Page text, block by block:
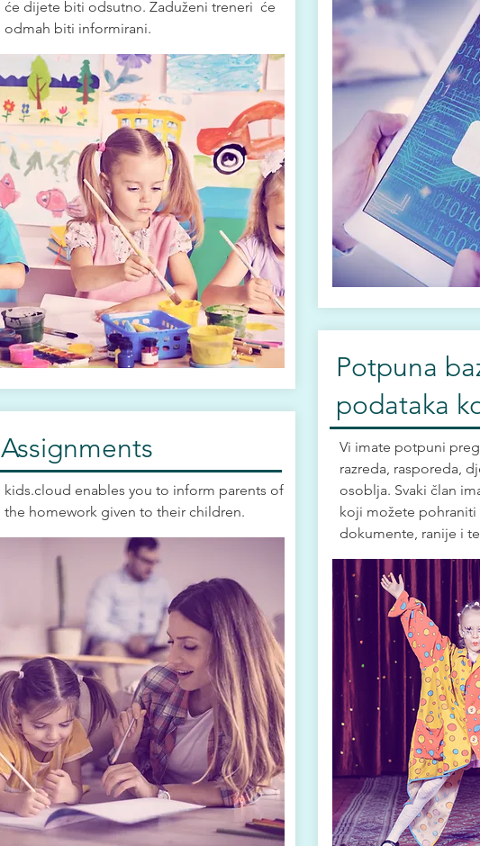
će dijete biti odsutno. Zaduženi treneri će
odmah biti informirani.
Assignments
kids.cloud enables you to inform parents of
the homework given to their children.
Potpuna
podataka
Vi imate potpuni
razreda, rasporeda,
osoblja. Svaki član
koji možete
dokumente, ranije i